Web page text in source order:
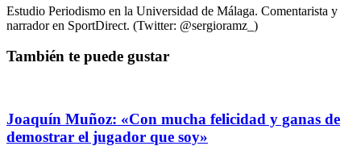
Estudio Periodismo en la Universidad de Málaga. Comentarista y
narrador en SportDirect. (Twitter: @sergioramz_)
También te puede gustar
Joaquín Muñoz: «Con mucha felicidad y ganas de
demostrar el jugador que soy»